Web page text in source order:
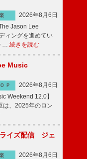
2026年8月6日
Jason Lee
ィングを進めてい
… 続きを読む
Music
Ｐ
2026年8月6日
Weekend 12.0】
、2025年のロン
イズ配信 ジェ
2026年8月6日